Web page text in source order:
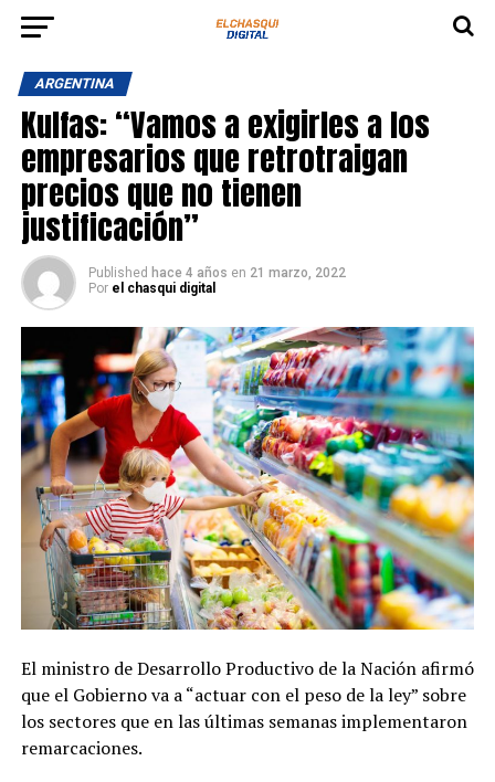
ARGENTINA
Kulfas: “Vamos a exigirles a los
empresarios que retrotraigan
precios que no tienen
justificación”
Published hace 4 años en 21 marzo, 2022
Por el chasqui digital
El ministro de Desarrollo Productivo de la Nación afirmó
que el Gobierno va a “actuar con el peso de la ley” sobre
los sectores que en las últimas semanas implementaron
remarcaciones.